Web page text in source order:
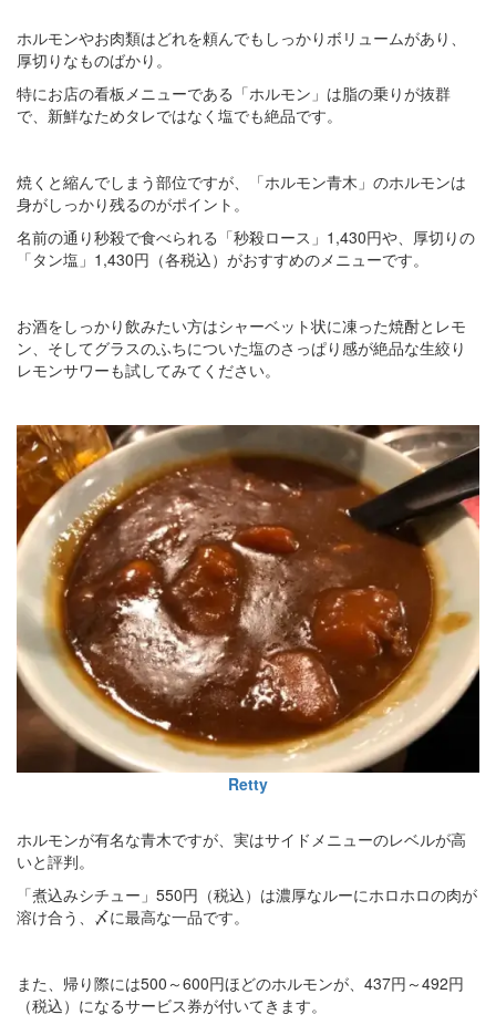
ホルモンやお肉類はどれを頼んでもしっかりボリュームがあり、
厚切りなものばかり。
特にお店の看板メニューである「ホルモン」は脂の乗りが抜群
で、新鮮なためタレではなく塩でも絶品です。
焼くと縮んでしまう部位ですが、「ホルモン青木」のホルモンは
身がしっかり残るのがポイント。
名前の通り秒殺で食べられる「秒殺ロース」1,430円や、厚切りの
「タン塩」1,430円（各税込）がおすすめのメニューです。
お酒をしっかり飲みたい方はシャーベット状に凍った焼酎とレモ
ン、そしてグラスのふちについた塩のさっぱり感が絶品な生絞り
レモンサワーも試してみてください。
Retty
ホルモンが有名な青木ですが、実はサイドメニューのレベルが高
いと評判。
「煮込みシチュー」550円（税込）は濃厚なルーにホロホロの肉が
溶け合う、〆に最高な一品です。
また、帰り際には500～600円ほどのホルモンが、437円～492円
（税込）になるサービス券が付いてきます。